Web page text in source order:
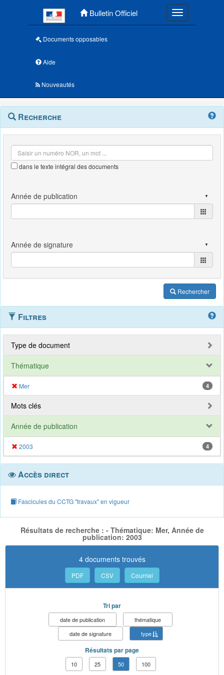
Bulletin Officiel Toggle
Documents opposables
Aide
Nouveautés
Navigation
outils
Menu
contextuel
Recherche
dans le texte intégral des documents
Rechercher
Filtres
Type de document
Thématique
Mer 4
Mots clés
Année de publication
2003 4
Accès direct
Fascicules du CCTG "travaux" en vigueur
Résultats de recherche : - Thématique: Mer, Année de
publication: 2003
4 documents trouvés
PDF CSV Courriel
Tri par
date de publication
thématique
date de signature
type
Résultats par page
10 25 50 100